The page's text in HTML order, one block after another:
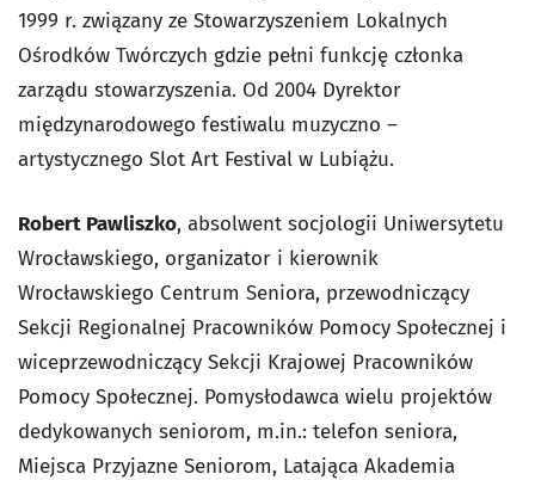
1999 r. związany ze Stowarzyszeniem Lokalnych
Ośrodków Twórczych gdzie pełni funkcję członka
zarządu stowarzyszenia. Od 2004 Dyrektor
międzynarodowego festiwalu muzyczno –
artystycznego Slot Art Festival w Lubiążu.
Robert Pawliszko, absolwent socjologii Uniwersytetu
Wrocławskiego, organizator i kierownik
Wrocławskiego Centrum Seniora, przewodniczący
Sekcji Regionalnej Pracowników Pomocy Społecznej i
wiceprzewodniczący Sekcji Krajowej Pracowników
Pomocy Społecznej. Pomysłodawca wielu projektów
dedykowanych seniorom, m.in.: telefon seniora,
Miejsca Przyjazne Seniorom, Latająca Akademia